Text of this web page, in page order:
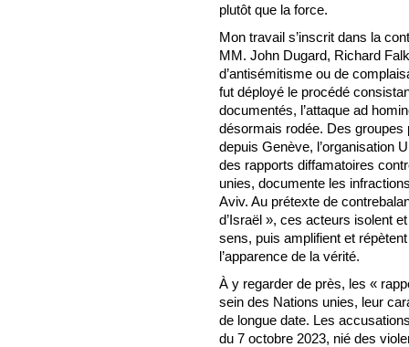
plutôt que la force.
Mon travail s’inscrit dans la
MM. John Dugard, Richard
d’antisémitisme ou de
fut déployé le procédé
documentés, l’attaque ad
désormais rodée. Des
depuis Genève, l’organisation
des rapports diffamatoires
unies, documente les
Aviv. Au prétexte de
d’Israël », ces acteurs isolent
sens, puis amplifient et
l’apparence de la vérité.
À y regarder de près, les «
sein des Nations unies, leur
de longue date. Les
du 7 octobre 2023, nié des